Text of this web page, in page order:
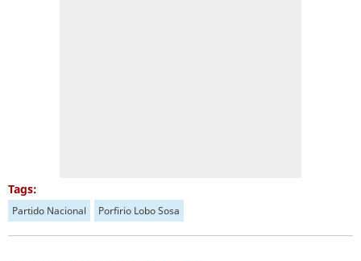
Tags:
Partido Nacional Porfirio Lobo Sosa